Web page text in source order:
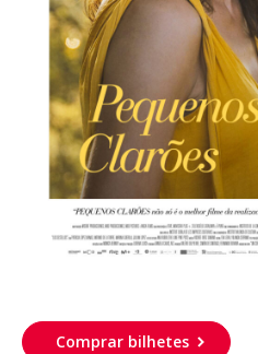
Comprar bilhetes